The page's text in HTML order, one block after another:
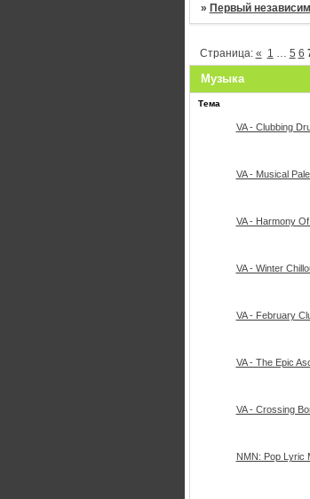
» Первый
Музыка
Страница: « 1 5 6
Тема
VA - Clubbing
VA - Musical
VA - Harmony
VA - Winter
VA - February
VA - The Epic
VA - Crossing
NMN: Pop Lyric